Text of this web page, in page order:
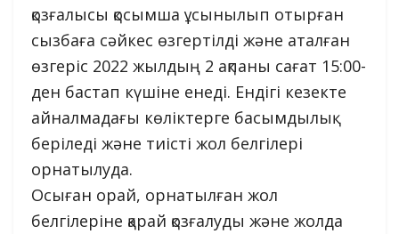
қозғалысы қосымша ұсынылып отырған
сызбаға сәйкес өзгертілді және аталған
өзгеріс 2022 жылдың 2 ақпаны сағат 15:00-
ден бастап күшіне енеді. Ендігі кезекте
айналмадағы көліктерге басымдылық
беріледі және тиісті жол белгілері
орнатылуда.
Осыған орай, орнатылған жол
белгілеріне қарай қозғалуды және жолда